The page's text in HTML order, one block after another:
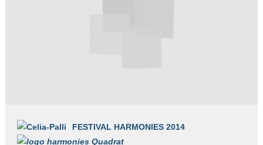
FESTIVAL HARMONIES 2014